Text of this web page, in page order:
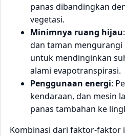
panas dibandingkan
vegetasi.
Minimnya ruang hijau
dan taman
untuk mendinginkan
alami evapotranspirasi.
Penggunaan energi:
kendaraan, dan mesin
panas tambahan ke
Kombinasi dari faktor-faktor